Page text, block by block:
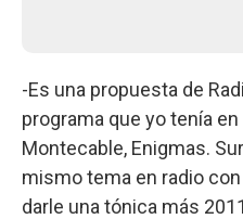
-Es una propuesta de
programa que yo tenía
Montecable, Enigmas.
mismo tema en radio
darle una tónica más